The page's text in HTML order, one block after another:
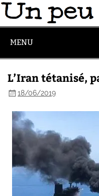
MENU
L’Iran tétanisé,
18/06/2019